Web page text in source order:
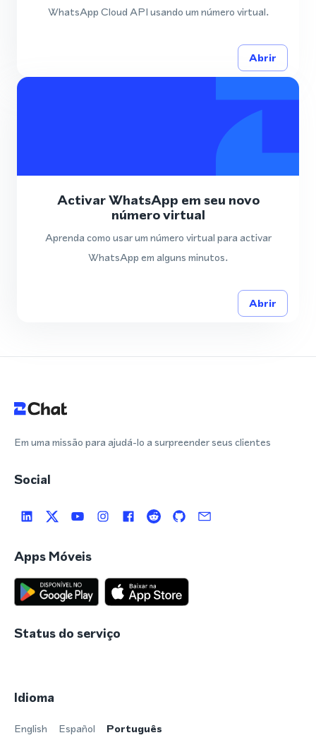
WhatsApp Cloud API usando um número virtual.
Abrir
Activar WhatsApp em seu novo
número virtual
Aprenda como usar um número virtual para activar
WhatsApp em alguns minutos.
Abrir
Em uma missão para ajudá-lo a surpreender seus clientes
Social
Apps Móveis
Status do serviço
Idioma
English Español Português